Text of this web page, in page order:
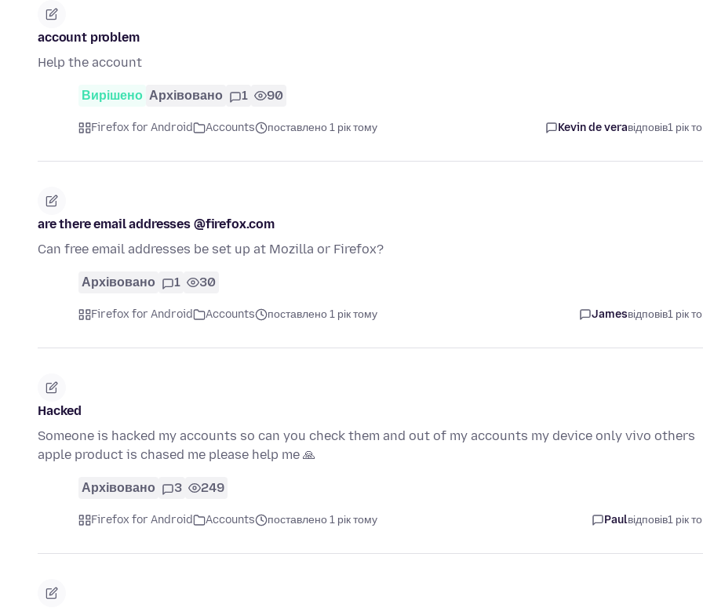
account problem
Help the account
Вирішено Архівовано 1 90
Firefox for Android Accounts поставлено 1 рік тому Kevin de veraвідповів1 рік
are there email addresses @firefox.com
Can free email addresses be set up at Mozilla or Firefox?
Архівовано 1 30
Firefox for Android Accounts поставлено 1 рік тому Jamesвідповів1 рік
Hacked
Someone is hacked my accounts so can you check them and out of my accounts my device only vivo others
apple product is chased me please help me 🙏
Архівовано 3 249
Firefox for Android Accounts поставлено 1 рік тому Paulвідповів1 рік